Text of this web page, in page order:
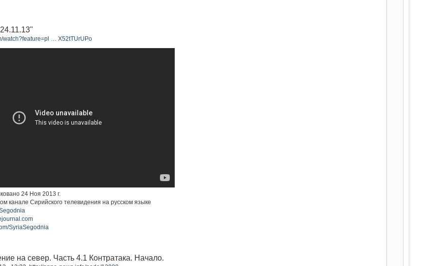
watch?feature=pl … X52tTUrUPo
24 Ноя 2013 г.
канале Сирийского телевидения на русском языке
SyriaSegodnia
на север. Часть 4.1 Контратака. Начало.